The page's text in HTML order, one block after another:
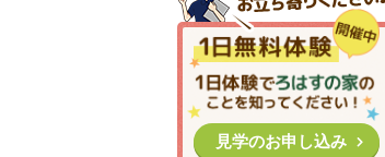
見学のお申し込み